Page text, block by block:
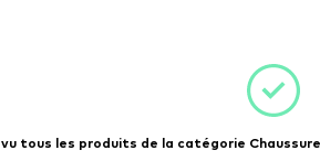
vu tous les produits de la catégorie